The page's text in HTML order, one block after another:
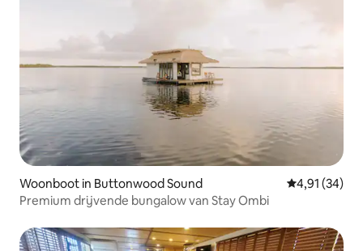
Woonboot in Buttonwood Sound Gemiddelde
4,91 (34)
Premium drijvende bungalow van Stay Ombi